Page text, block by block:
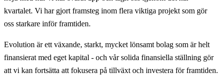
kvartalet. Vi har gjort framsteg inom flera viktiga projekt som gör
oss starkare inför framtiden.
Evolution är ett växande, starkt, mycket lönsamt bolag som är helt
finansierat med eget kapital - och vår solida finansiella ställning gör
att vi kan fortsätta att fokusera på tillväxt och investera för framtiden.